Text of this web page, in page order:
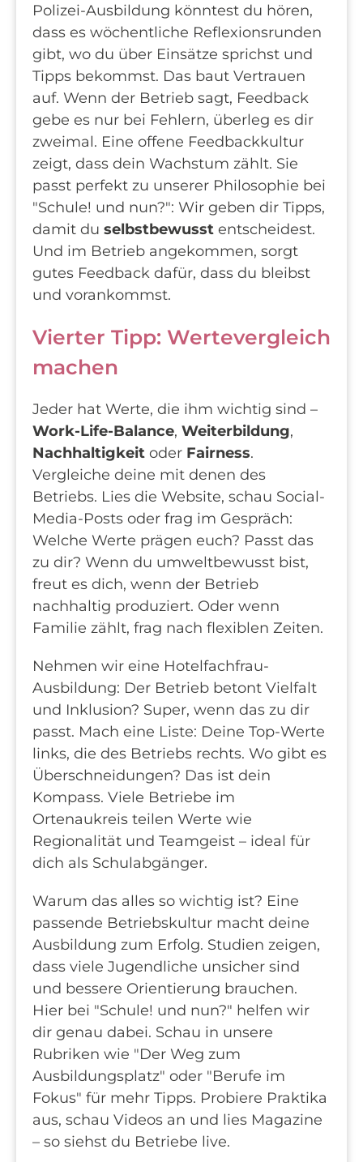
Polizei-Ausbildung könntest du hören,
dass es wöchentliche Reflexionsrunden
gibt, wo du über Einsätze sprichst und
Tipps bekommst. Das baut Vertrauen
auf. Wenn der Betrieb sagt, Feedback
gebe es nur bei Fehlern, überleg es dir
zweimal. Eine offene Feedbackkultur
zeigt, dass dein Wachstum zählt. Sie
passt perfekt zu unserer Philosophie bei
"Schule! und nun?": Wir geben dir Tipps,
damit du selbstbewusst entscheidest.
Und im Betrieb angekommen, sorgt
gutes Feedback dafür, dass du bleibst
und vorankommst.
Vierter Tipp: Wertevergleich
machen
Jeder hat Werte, die ihm wichtig sind –
Work-Life-Balance, Weiterbildung,
Nachhaltigkeit oder Fairness.
Vergleiche deine mit denen des
Betriebs. Lies die Website, schau Social-
Media-Posts oder frag im Gespräch:
Welche Werte prägen euch? Passt das
zu dir? Wenn du umweltbewusst bist,
freut es dich, wenn der Betrieb
nachhaltig produziert. Oder wenn
Familie zählt, frag nach flexiblen Zeiten.
Nehmen wir eine Hotelfachfrau-
Ausbildung: Der Betrieb betont Vielfalt
und Inklusion? Super, wenn das zu dir
passt. Mach eine Liste: Deine Top-Werte
links, die des Betriebs rechts. Wo gibt es
Überschneidungen? Das ist dein
Kompass. Viele Betriebe im
Ortenaukreis teilen Werte wie
Regionalität und Teamgeist – ideal für
dich als Schulabgänger.
Warum das alles so wichtig ist? Eine
passende Betriebskultur macht deine
Ausbildung zum Erfolg. Studien zeigen,
dass viele Jugendliche unsicher sind
und bessere Orientierung brauchen.
Hier bei "Schule! und nun?" helfen wir
dir genau dabei. Schau in unsere
Rubriken wie "Der Weg zum
Ausbildungsplatz" oder "Berufe im
Fokus" für mehr Tipps. Probiere Praktika
aus, schau Videos an und lies Magazine
– so siehst du Betriebe live.